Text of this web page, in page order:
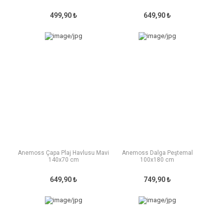
499,90 ₺ 649,90 ₺
Anemoss Çapa Plaj Havlusu Mavi
140x70 cm
649,90 ₺
Anemoss Dalga Peştemal
100x180 cm
749,90 ₺